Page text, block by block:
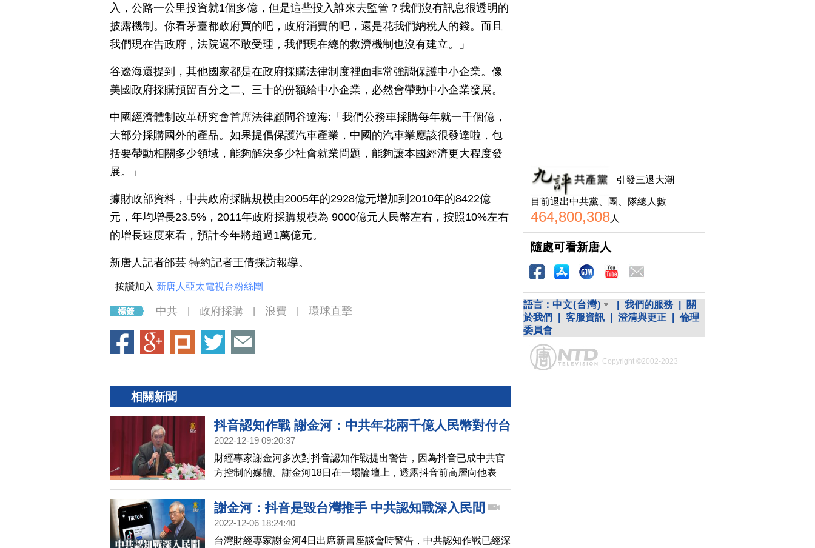
入，公路一公里投資就1個多億，但是這些投入誰來去監管？我們沒有訊息很透明的
披露機制。你看茅臺都政府買的吧，政府消費的吧，還是花我們納稅人的錢。而且
我們現在告政府，法院還不敢受理，我們現在總的救濟機制也沒有建立。」
谷遼海還提到，其他國家都是在政府採購法律制度裡面非常強調保護中小企業。像
美國政府採購預留百分之二、三十的份額給中小企業，必然會帶動中小企業發展。
中國經濟體制改革研究會首席法律顧問谷遼海:「我們公務車採購每年就一千個億，
大部分採購國外的產品。如果提倡保護汽車產業，中國的汽車業應該很發達啦，包
括要帶動相關多少領域，能夠解決多少社會就業問題，能夠讓本國經濟更大程度發
展。」
據財政部資料，中共政府採購規模由2005年的2928億元增加到2010年的8422億
元，年均增長23.5%，2011年政府採購規模為 9000億元人民幣左右，按照10%左右
的增長速度來看，預計今年將超過1萬億元。
新唐人記者邰芸 特約記者王倩採訪報導。
按讚加入 新唐人亞太電視台粉絲團
中共 政府採購 浪費 環球直擊
相關新聞
抖音認知作戰 謝金河：中共年花兩千億人民幣對付台
灣
2022-12-19 09:20:37
財經專家謝金河多次對抖音認知作戰提出警告，因為抖音已成中共官
方控制的媒體。謝金河18日在一場論壇上，透露抖音前高層向他表
示，中共計畫性透過抖音影響台灣，但台灣卻渾然不覺。學者明居正
也分析中共認知作戰的關聯性。
謝金河：抖音是毀台灣推手 中共認知戰深入民間
2022-12-06 18:24:40
台灣財經專家謝金河4日出席新書座談會時警告，中共認知作戰已經深
引發三退大潮
目前退出中共黨、團、隊總人數
464,800,308人
隨處可看新唐人
語言： 中文(台灣) 我們的服務
關
於我們
客服資訊 澄清與更正
倫理
委員會
Copyright ©2002-2023